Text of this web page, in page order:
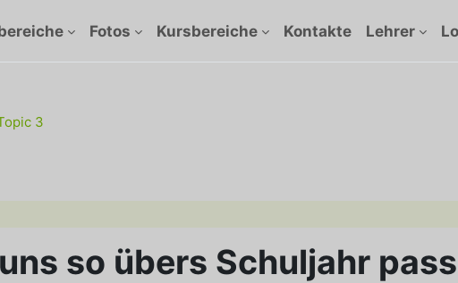
Fotos Kursbereiche Kontakte Lehrer
3
so übers Schuljahr